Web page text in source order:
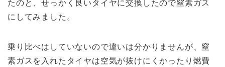
たのと、せっかく良いタイヤに交換したので窒素ガス
にしてみました。
乗り比べはしていないので違いは分かりませんが、窒
素ガスを入れたタイヤは空気が抜けにくかったり燃費